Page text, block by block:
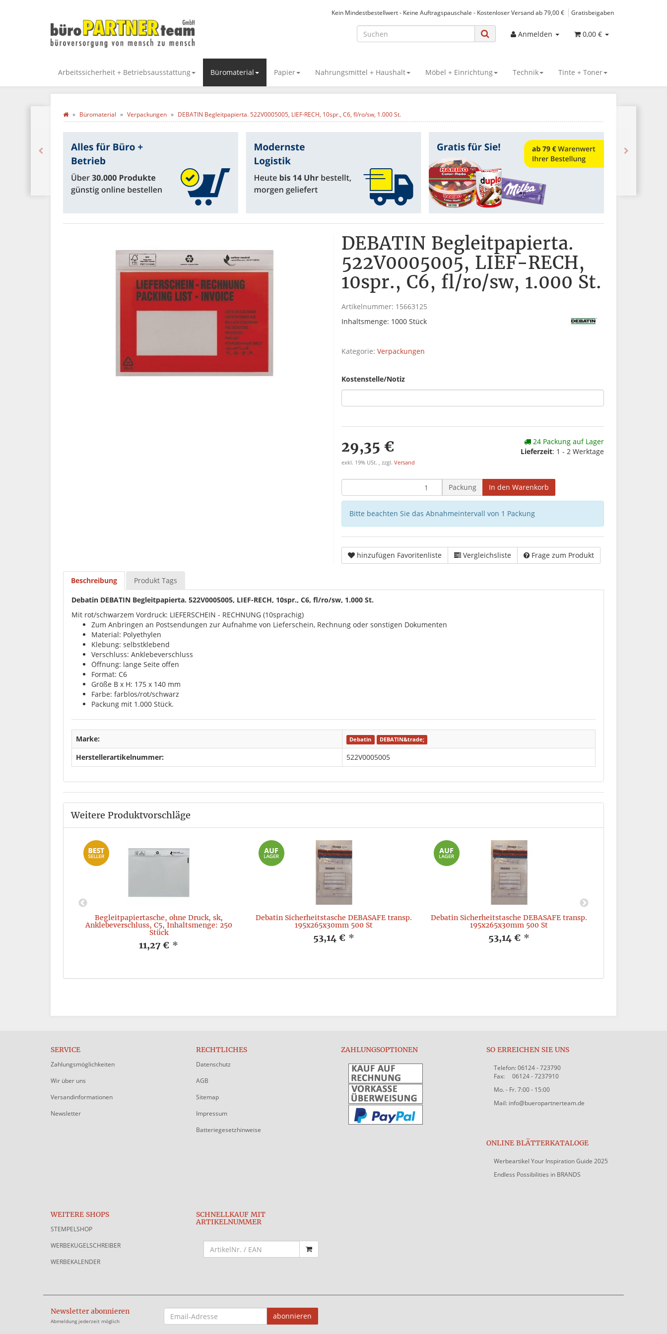
Kein Mindestbestellwert - Keine Auftragspauschale - Kostenloser Versand ab 79,00 € Gratisbeigaben
Anmelden 0,00 €
Arbeitssicherheit + Betriebsausstattung Büromaterial Papier Nahrungsmittel + Haushalt Möbel + Einrichtung Technik Tinte + Toner
Büromaterial Verpackungen DEBATIN Begleitpapierta. 522V0005005, LIEF-RECH, 10spr., C6, fl/ro/sw, 1.000 St.
DEBATIN Begleitpapierta.
522V0005005, LIEF-RECH,
10spr., C6, fl/ro/sw, 1.000 St.
Artikelnummer: 15663125
Inhaltsmenge: 1000 Stück
Kategorie: Verpackungen
Kostenstelle/Notiz
29,35 €
exkl. 19% USt. , zzgl. Versand
24 Packung auf Lager
Lieferzeit: 1 - 2 Werktage
Packung In den Warenkorb
Bitte beachten Sie das Abnahmeintervall von 1 Packung
hinzufügen Favoritenliste Vergleichsliste Frage zum Produkt
Beschreibung Produkt Tags
Debatin DEBATIN Begleitpapierta. 522V0005005, LIEF-RECH, 10spr., C6, fl/ro/sw, 1.000 St.
Mit rot/schwarzem Vordruck: LIEFERSCHEIN - RECHNUNG (10sprachig)
Zum Anbringen an Postsendungen zur Aufnahme von Lieferschein, Rechnung oder sonstigen Dokumenten
Material: Polyethylen
Klebung: selbstklebend
Verschluss: Anklebeverschluss
Öffnung: lange Seite offen
Format: C6
Größe B x H: 175 x 140 mm
Farbe: farblos/rot/schwarz
Packung mit 1.000 Stück.
Marke: Debatin DEBATIN&trade;
Herstellerartikelnummer: 522V0005005
Weitere Produktvorschläge
Begleitpapiertasche, ohne Druck, sk,
Anklebeverschluss, C5, Inhaltsmenge: 250
Stück
11,27 € *
Debatin Sicherheitstasche DEBASAFE transp.
195x265x30mm 500 St
53,14 € *
Debatin Sicherheitstasche DEBASAFE transp.
195x265x30mm 500 St
53,14 € *
SERVICE
Zahlungsmöglichkeiten
Wir über uns
Versandinformationen
Newsletter
RECHTLICHES
Datenschutz
AGB
Sitemap
Impressum
Batteriegesetzhinweise
ZAHLUNGSOPTIONEN SO ERREICHEN SIE UNS
Telefon: 06124 - 723790
Fax: 06124 - 7237910
Mo. - Fr. 7:00 - 15:00
Mail: info@bueropartnerteam.de
ONLINE BLÄTTERKATALOGE
Werbeartikel Your Inspiration Guide 2025
Endless Possibilities in BRANDS
WEITERE SHOPS
STEMPELSHOP
WERBEKUGELSCHREIBER
WERBEKALENDER
SCHNELLKAUF MIT
ARTIKELNUMMER
Newsletter abonnieren
Abmeldung jederzeit möglich
EMAIL-
ADRESSE
abonnieren